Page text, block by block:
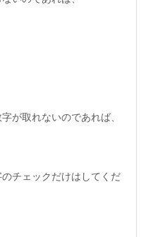
が取れないのであれば、
チェックだけはしてくだ